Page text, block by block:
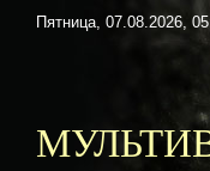
Пятница, 07.08.2026,